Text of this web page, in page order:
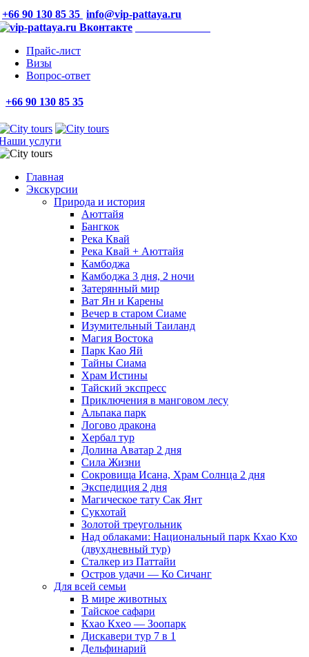
+66 90 130 85 35 info@vip-pattaya.ru
Прайс-лист
Визы
Вопрос-ответ
+66 90 130 85 35
услуги
Главная
Экскурсии
Природа и история
Аюттайя
Бангкок
Река Квай
Река Квай + Аюттайя
Камбоджа
Камбоджа 3 дня, 2 ночи
Затерянный мир
Ват Ян и Карены
Вечер в старом Сиаме
Изумительный Таиланд
Магия Востока
Парк Као Яй
Тайны Сиама
Храм Истины
Тайский экспресс
Приключения в манговом лесу
Альпака парк
Логово дракона
Хербал тур
Долина Аватар 2 дня
Сила Жизни
Сокровища Исана, Храм Солнца 2 дня
Экспедиция 2 дня
Магическое тату Cак Янт
Сукхотай
Золотой треугольник
Над облаками: Национальный парк Кхао Кхо
(двухдневный тур)
Сталкер из Паттайи
Остров удачи — Ко Сичанг
Для всей семьи
В мире животных
Тайское сафари
Кхао Кхео — Зоопарк
Дискавери тур 7 в 1
Дельфинарий